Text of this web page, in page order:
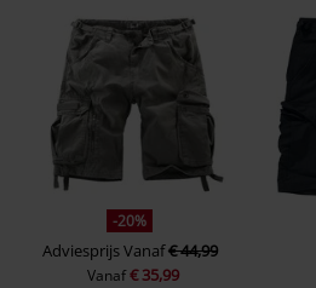
-20%
AdviesprijsVanaf€ 44,99
Vanaf€ 35,99